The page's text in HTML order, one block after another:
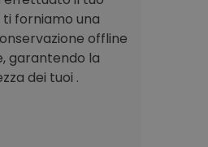
forniamo una
offline
garantendo la
dei tuoi .